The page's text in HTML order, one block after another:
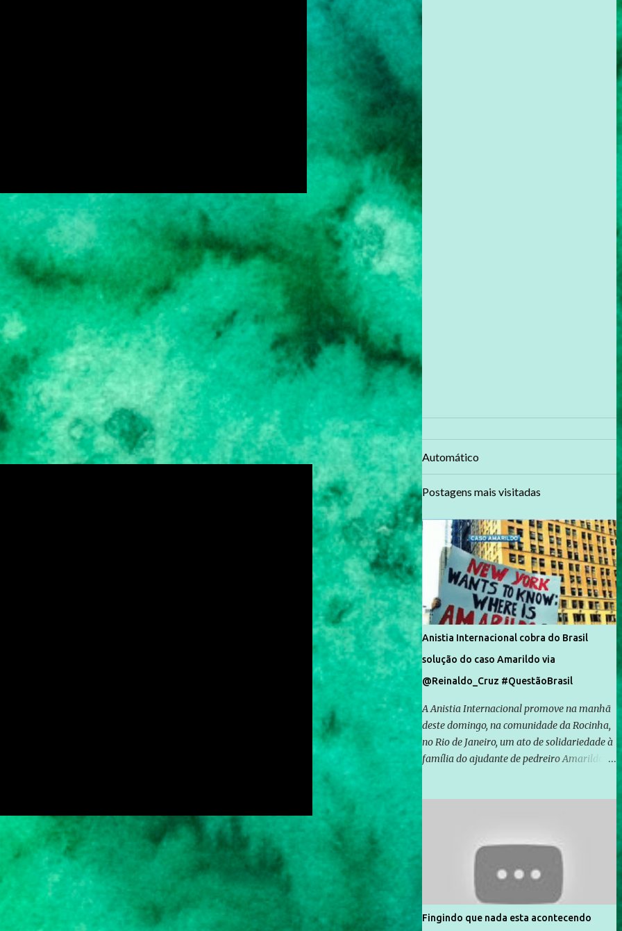
Automático
Postagens mais visitadas
Anistia Internacional cobra do Brasil
solução do caso Amarildo via
@Reinaldo_Cruz #QuestãoBrasil
A Anistia Internacional promove na manhã
deste domingo, na comunidade da Rocinha,
no Rio de Janeiro, um ato de solidariedade à
família do ajudante de pedreiro Amarildo de
Rocinha. A assessora de Direitos Humanos
da Anistia Internacional, Renata Neder, disse
à Agência Brasil que ações e atividades de
mobilização são feitas normalmente pela
organização não governamental. As ações
de solidariedade são promovidas em apoio
Fingindo que nada esta acontecendo